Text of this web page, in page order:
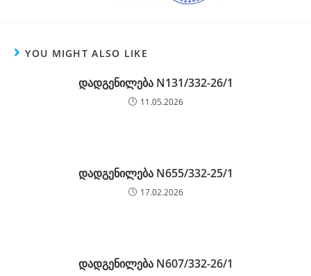
YOU MIGHT ALSO LIKE
დადგენილება N131/332-26/1
11.05.2026
დადგენილება N655/332-25/1
17.02.2026
დადგენილება N607/332-26/1